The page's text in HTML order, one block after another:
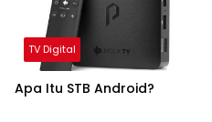
TV Digital
Apa Itu STB Android?